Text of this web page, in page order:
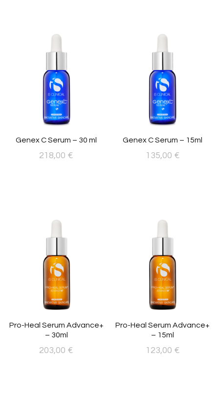
Genex C Serum – 30 ml
218,00 €
Genex C Serum – 15ml
135,00 €
Pro-Heal Serum Advance+
– 30ml
203,00 €
Pro-Heal Serum Advance+
– 15ml
123,00 €